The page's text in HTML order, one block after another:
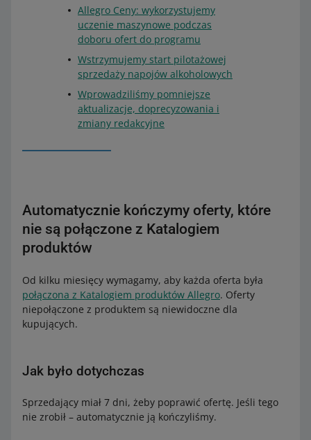
Allegro Ceny: wykorzystujemy
uczenie maszynowe podczas
doboru ofert do programu
Wstrzymujemy start pilotażowej
sprzedaży napojów alkoholowych
Wprowadziliśmy pomniejsze
aktualizacje, doprecyzowania i
zmiany redakcyjne
Automatycznie kończymy oferty, które
nie są połączone z Katalogiem
produktów
Od kilku miesięcy wymagamy, aby każda oferta była
połączona z Katalogiem produktów Allegro. Oferty
niepołączone z produktem są niewidoczne dla
kupujących.
Jak było dotychczas
Sprzedający miał 7 dni, żeby poprawić ofertę. Jeśli tego
nie zrobił – automatycznie ją kończyliśmy.